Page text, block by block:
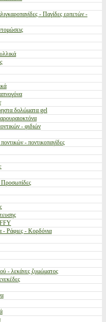
- Παγίδες ερπετών -
δολώματα gel
- φιδιών
- ποντικοπαγίδες
Προσωπίδες
- Ράφιες - Κορδόνια
- λεκάνες ζυμώματος